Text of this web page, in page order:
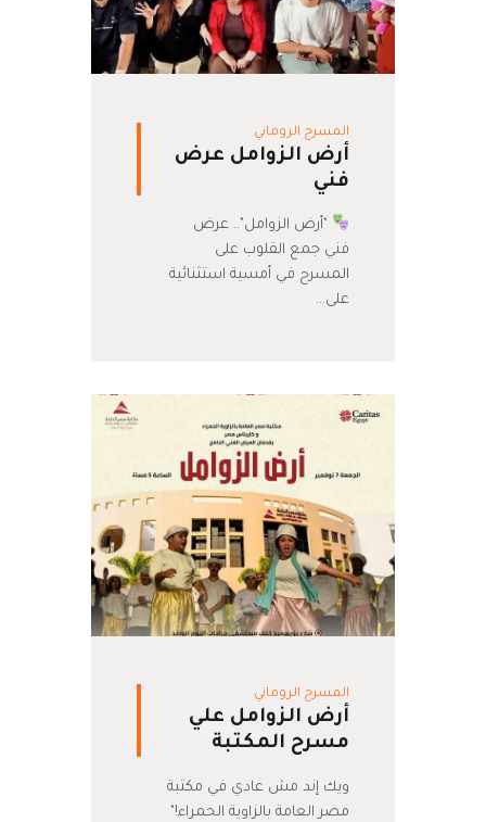
المسرح الروماني
أرض الزوامل عرض
فني
"أرض الزوامل".. عرض
فني جمع القلوب على
المسرح في أمسية استثنائية
على…
المسرح الروماني
أرض الزوامل علي
مسرح المكتبة
ويك إند مش عادي في مكتبة
مصر العامة بالزاوية الحمراء!"